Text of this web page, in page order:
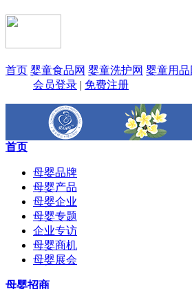
首页 婴童食品网 婴童洗护网 婴童用品
会员登录 | 免费注册
首页
母婴品牌
母婴产品
母婴企业
母婴专题
企业专访
母婴商机
母婴展会
母婴招商